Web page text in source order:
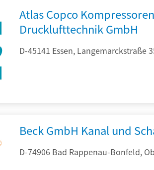
Atlas Copco
Drucklufttechnik GmbH
D-45141 Essen, Langemarckstraße
Beck GmbH Kanal und
D-74906 Bad Rappenau-Bonfeld,